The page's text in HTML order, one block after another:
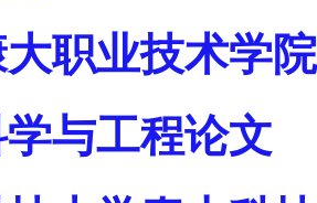
职业技术学院
与工程论文